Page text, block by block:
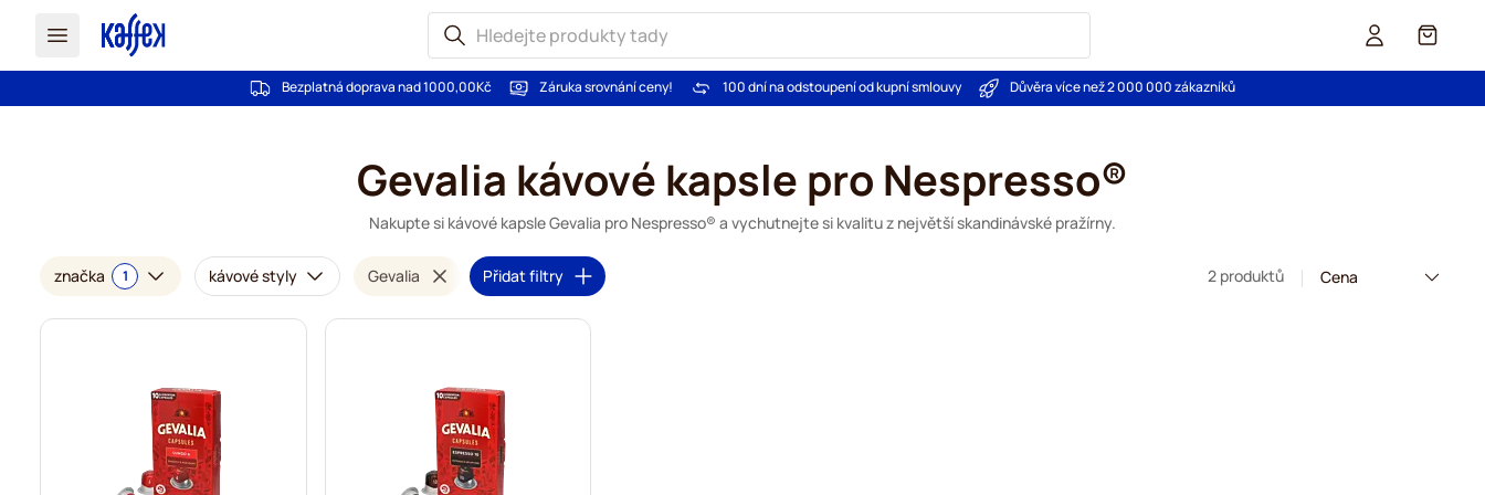
Košík
Bezplatná doprava nad 1000,00Kč Záruka srovnání ceny! 100 dní na odstoupení od kupní smlouvy Důvěra více než 2 000 000 zákazníků
Gevalia kávové kapsle pro Nespresso®
Nakupte si kávové kapsle Gevalia pro Nespresso® a vychutnejte si kvalitu z největší skandinávské pražírny.
značka 1 kávové styly Gevalia Přidat filtry 2 produktů